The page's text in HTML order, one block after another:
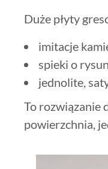
Duże płyty
imitacje
spieki o
jednolite,
To rozwiązanie
powierzchnia,